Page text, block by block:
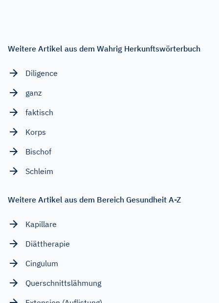
Weitere Artikel aus dem Wahrig Herkunftswörterbuch
Diligence
ganz
faktisch
Korps
Bischof
Schleim
Weitere Artikel aus dem Bereich Gesundheit A-Z
Kapillare
Diättherapie
Cingulum
Querschnittslähmung